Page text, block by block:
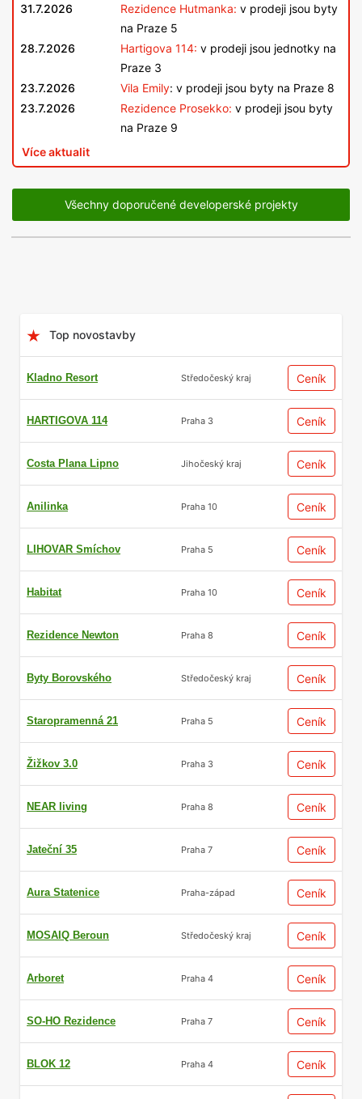
31.7.2026 Rezidence Hutmanka: v prodeji jsou byty
na Praze 5
28.7.2026
Hartigova 114: v prodeji jsou jednotky na
Praze 3
23.7.2026
Vila Emily: v prodeji jsou byty na Praze 8
23.7.2026
Rezidence Prosekko: v prodeji jsou byty
na Praze 9
Více aktualit
Všechny doporučené developerské projekty
Top novostavby
Kladno Resort Středočeský kraj Ceník
HARTIGOVA 114 Praha 3 Ceník
Costa Plana Lipno Jihočeský kraj Ceník
Anilinka Praha 10 Ceník
LIHOVAR Smíchov Praha 5 Ceník
Habitat Praha 10 Ceník
Rezidence Newton Praha 8 Ceník
Byty Borovského Středočeský kraj Ceník
Staropramenná 21 Praha 5 Ceník
Žižkov 3.0 Praha 3 Ceník
NEAR living Praha 8 Ceník
Jateční 35 Praha 7 Ceník
Aura Statenice Praha-západ Ceník
MOSAIQ Beroun Středočeský kraj Ceník
Arboret Praha 4 Ceník
SO-HO Rezidence Praha 7 Ceník
BLOK 12 Praha 4 Ceník